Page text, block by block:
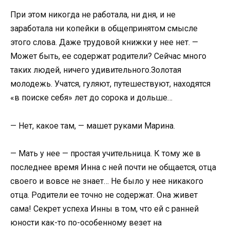
При этом никогда не работала, ни дня, и не
заработала ни копейки в общепринятом смысле
этого слова. Даже трудовой книжки у нее нет. —
Может быть, ее содержат родители? Сейчас много
таких людей, ничего удивительного.Золотая
молодежь. Учатся, гуляют, путешествуют, находятся
«в поиске себя» лет до сорока и дольше…
— Нет, какое там, — машет руками Марина.
— Мать у нее — простая учительница. К тому же в
последнее время Инна с ней почти не общается, отца
своего и вовсе не знает… Не было у нее никакого
отца. Родители ее точно не содержат. Она живет
сама! Секрет успеха Инны в том, что ей с ранней
юности как-то по-особенному везет на